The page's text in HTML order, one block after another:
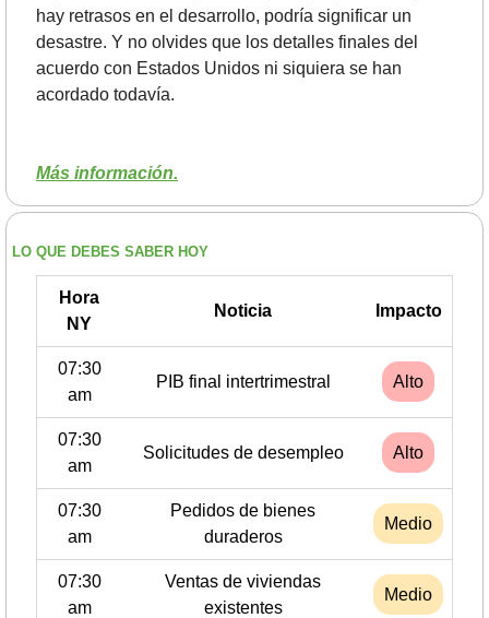
hay retrasos en el desarrollo, podría significar un
desastre. Y no olvides que los detalles finales del
acuerdo con Estados Unidos ni siquiera se han
acordado todavía.
Más información.
LO QUE DEBES SABER HOY
Hora
NY
Noticia Impacto
07:30
am
PIB final intertrimestral Alto
07:30
am
Solicitudes de desempleo Alto
07:30
am
Pedidos de bienes
duraderos
Medio
07:30
am
Ventas de viviendas
existentes
Medio